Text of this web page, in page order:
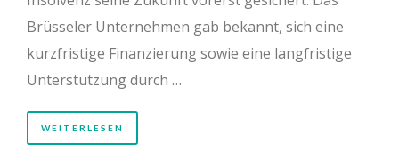
Brüsseler Unternehmen gab bekannt, sich eine
kurzfristige Finanzierung sowie eine langfristige
Unterstützung durch …
WEITERLESEN